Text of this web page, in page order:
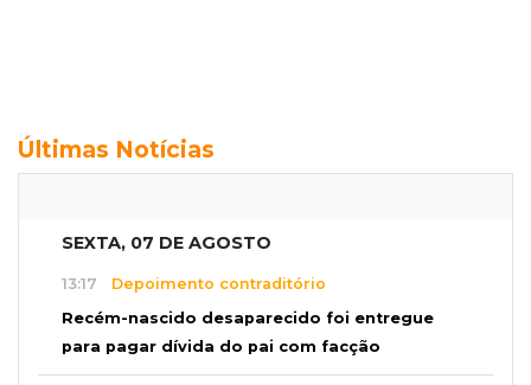
Últimas Notícias
SEXTA, 07 DE AGOSTO
13:17 Depoimento contraditório
Recém-nascido desaparecido foi entregue
para pagar dívida do pai com facção